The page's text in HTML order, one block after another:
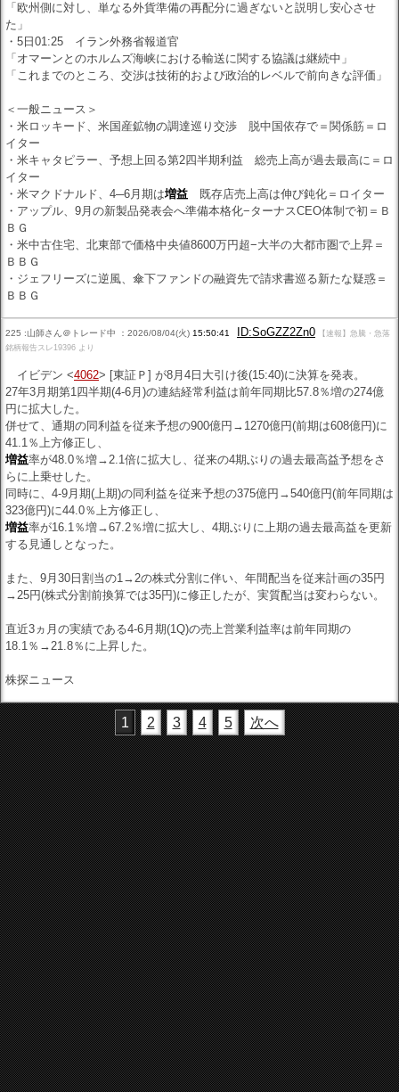
「欧州側に対し、単なる外貨準備の再配分に過ぎないと説明し安心させ
た」
・5日01:25 イラン外務省報道官
「オマーンとのホルムズ海峡における輸送に関する協議は継続中」
「これまでのところ、交渉は技術的および政治的レベルで前向きな評価」
＜一般ニュース＞
・米ロッキード、米国産鉱物の調達巡り交渉 脱中国依存で＝関係筋＝ロ
イター
・米キャタピラー、予想上回る第2四半期利益 総売上高が過去最高に＝ロ
イター
・米マクドナルド、4─6月期は増益 既存店売上高は伸び鈍化＝ロイター
・アップル、9月の新製品発表会へ準備本格化−ターナスCEO体制で初＝Ｂ
ＢＧ
・米中古住宅、北東部で価格中央値8600万円超−大半の大都市圏で上昇＝
ＢＢＧ
・ジェフリーズに逆風、傘下ファンドの融資先で請求書巡る新たな疑惑＝
ＢＢＧ
225 :山師さん＠トレード中 ：2026/08/04(火) 15:50:41 ID:SoGZZ2Zn0
【速報】急騰・急落
銘柄報告スレ19396 より
イビデン <4062> [東証Ｐ] が8月4日大引け後(15:40)に決算を発表。
27年3月期第1四半期(4-6月)の連結経常利益は前年同期比57.8％増の274億
円に拡大した。
併せて、通期の同利益を従来予想の900億円→1270億円(前期は608億円)に
41.1％上方修正し、
増益率が48.0％増→2.1倍に拡大し、従来の4期ぶりの過去最高益予想をさ
らに上乗せした。
同時に、4-9月期(上期)の同利益を従来予想の375億円→540億円(前年同期は
323億円)に44.0％上方修正し、
増益率が16.1％増→67.2％増に拡大し、4期ぶりに上期の過去最高益を更新
する見通しとなった。
また、9月30日割当の1→2の株式分割に伴い、年間配当を従来計画の35円
→25円(株式分割前換算では35円)に修正したが、実質配当は変わらない。
直近3ヵ月の実績である4-6月期(1Q)の売上営業利益率は前年同期の
18.1％→21.8％に上昇した。
株探ニュース
1 2 3 4 5 次へ